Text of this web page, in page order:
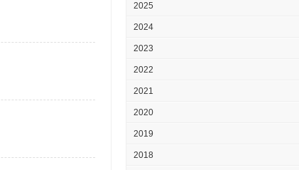
2025
2024
2023
2022
2021
2020
2019
2018